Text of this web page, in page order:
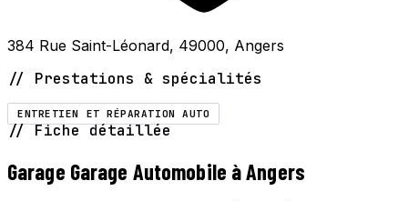
384 Rue Saint-Léonard, 49000, Angers
// Prestations & spécialités
ENTRETIEN ET RÉPARATION AUTO
// Fiche détaillée
Garage Garage Automobile à Angers